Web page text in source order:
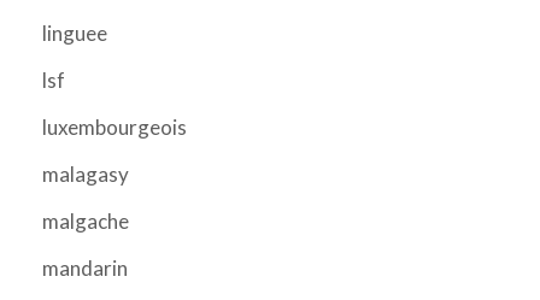
linguee
lsf
luxembourgeois
malagasy
malgache
mandarin